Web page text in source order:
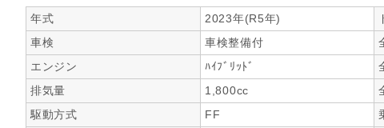
年式 2023年(R5年)
車検
車検整備付
エンジン
ﾊｲﾌﾞﾘｯﾄﾞ
排気量
1,800cc
駆動方式
FF